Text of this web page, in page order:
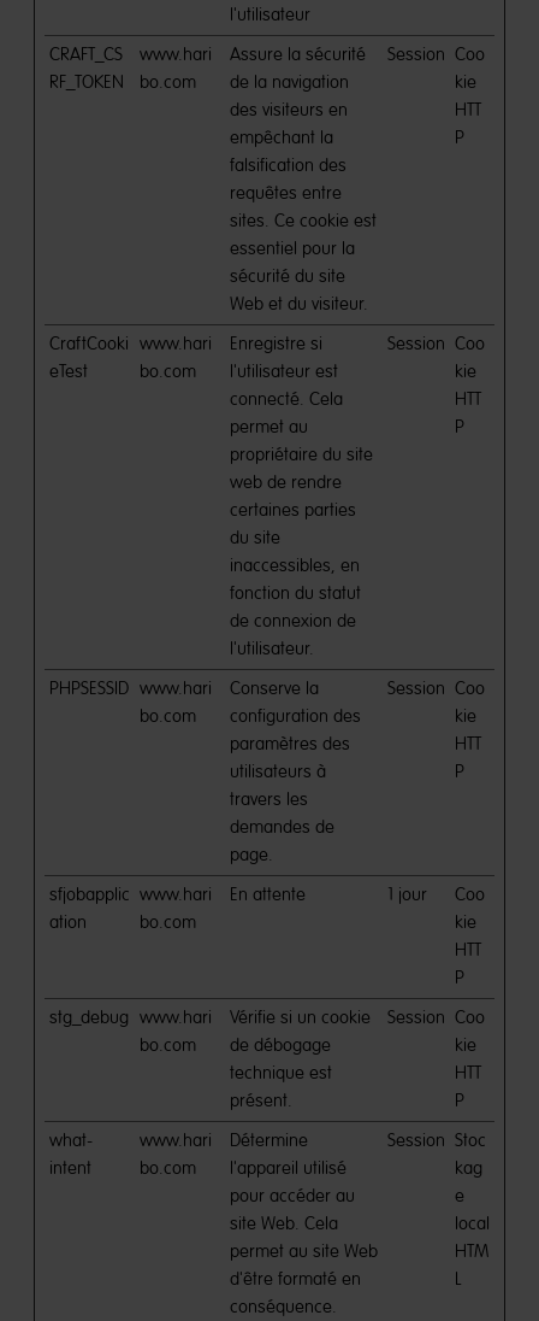
l'utilisateur
CRAFT_CS
RF_TOKEN
www.hari
bo.com
Assure la sécurité
de la navigation
des visiteurs en
empêchant la
falsification des
requêtes entre
sites. Ce cookie est
essentiel pour la
sécurité du site
Web et du visiteur.
Session Coo
kie
HTT
P
CraftCooki
eTest
www.hari
bo.com
Enregistre si
l'utilisateur est
connecté. Cela
permet au
propriétaire du site
web de rendre
certaines parties
du site
inaccessibles, en
fonction du statut
de connexion de
l'utilisateur.
Session Coo
kie
HTT
P
PHPSESSID www.hari
bo.com
Conserve la
configuration des
paramètres des
utilisateurs à
travers les
demandes de
page.
Session Coo
kie
HTT
P
sfjobapplic
ation
www.hari
bo.com
En attente 1 jour
Coo
kie
HTT
P
stg_debug www.hari
bo.com
Vérifie si un cookie
de débogage
technique est
présent.
Session Coo
kie
HTT
P
what-
intent
www.hari
bo.com
Détermine
l'appareil utilisé
pour accéder au
site Web. Cela
permet au site Web
d'être formaté en
conséquence.
Session Stoc
kag
e
local
HTM
L